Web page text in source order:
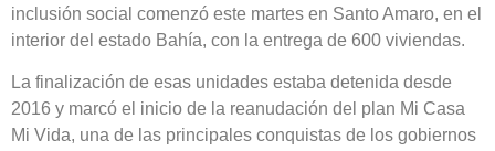
inclusión social comenzó este martes en Santo Amaro, en el
interior del estado Bahía, con la entrega de 600 viviendas.
La finalización de esas unidades estaba detenida desde
2016 y marcó el inicio de la reanudación del plan Mi Casa
Mi Vida, una de las principales conquistas de los gobiernos